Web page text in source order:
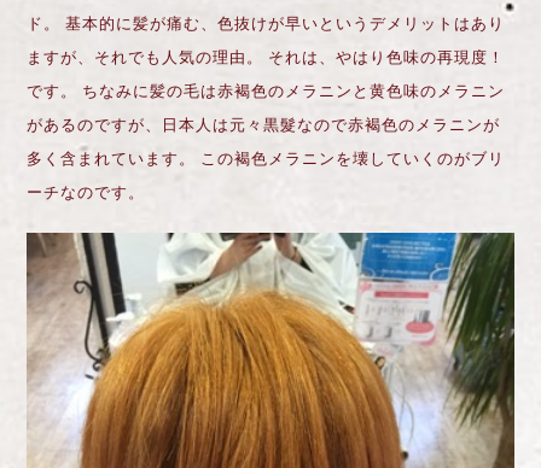
ド。 基本的に髪が痛む、色抜けが早いというデメリットはあり
ますが、それでも人気の理由。 それは、やはり色味の再現度！
です。 ちなみに髪の毛は赤褐色のメラニンと黄色味のメラニン
があるのですが、日本人は元々黒髮なので赤褐色のメラニンが
多く含まれています。 この褐色メラニンを壊していくのがブリ
ーチなのです。